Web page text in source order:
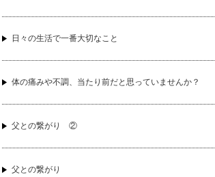
日々の生活で一番大切なこと
体の痛みや不調、当たり前だと思っていませんか？
父との繋がり ②
父との繋がり